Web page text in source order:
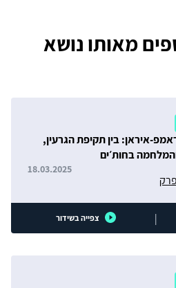
מאותו נושא
איראן: בין תקיפת הגרעין,
בחות׳ים
18.03.2025
| צפייה בשידור